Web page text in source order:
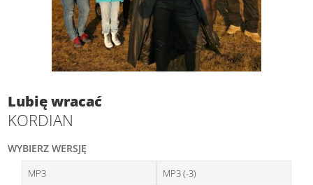
Lubię wracać
KORDIAN
WYBIERZ WERSJĘ
MP3 MP3 (-3)